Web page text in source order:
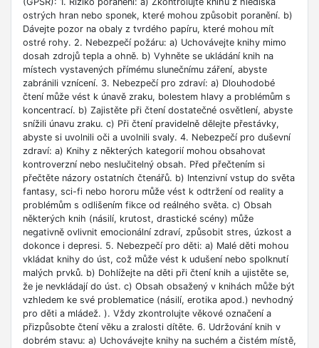
ostrých hran nebo sponek, které mohou způsobit poranění. b)
Dávejte pozor na obaly z tvrdého papíru, které mohou mít
ostré rohy. 2. Nebezpečí požáru: a) Uchovávejte knihy mimo
dosah zdrojů tepla a ohně. b) Vyhněte se ukládání knih na
místech vystavených přímému slunečnímu záření, abyste
zabránili vznícení. 3. Nebezpečí pro zdraví: a) Dlouhodobé
čtení může vést k únavě zraku, bolestem hlavy a problémům s
koncentrací. b) Zajistěte při čtení dostatečné osvětlení, abyste
snížili únavu zraku. c) Při čtení pravidelně dělejte přestávky,
abyste si uvolnili oči a uvolnili svaly. 4. Nebezpečí pro duševní
zdraví: a) Knihy z některých kategorií mohou obsahovat
kontroverzní nebo neslučitelný obsah. Před přečtením si
přečtěte názory ostatních čtenářů. b) Intenzivní vstup do světa
fantasy, sci-fi nebo hororu může vést k odtržení od reality a
problémům s odlišením fikce od reálného světa. c) Obsah
některých knih (násilí, krutost, drastické scény) může
negativně ovlivnit emocionální zdraví, způsobit stres, úzkost a
dokonce i depresi. 5. Nebezpečí pro děti: a) Malé děti mohou
vkládat knihy do úst, což může vést k udušení nebo spolknutí
malých prvků. b) Dohlížejte na děti při čtení knih a ujistěte se,
že je nevkládají do úst. c) Obsah obsažený v knihách může být
vzhledem ke své problematice (násilí, erotika apod.) nevhodný
pro děti a mládež. ). Vždy zkontrolujte věkové označení a
přizpůsobte čtení věku a zralosti dítěte. 6. Udržování knih v
dobrém stavu: a) Uchovávejte knihy na suchém a čistém místě,